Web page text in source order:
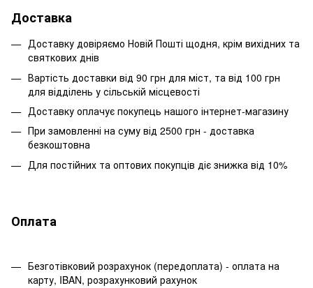
Доставка
Доставку довіряємо Новій Пошті щодня, крім вихідних та
святкових днів
Вартість доставки від 90 грн для міст, та від 100 грн
для відділень у сільській місцевості
Доставку оплачує покупець нашого інтернет-магазину
При замовленні на суму від 2500 грн - доставка
безкоштовна
Для постійних та оптових покупців діє знижка від 10%
Оплата
Безготівковий розрахунок (передоплата) - оплата на
карту, IBAN, розрахунковий рахунок